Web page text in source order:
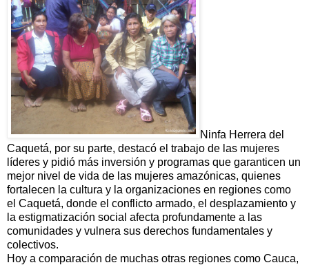
Ninfa Herrera del
Caquetá, por su parte, destacó el trabajo de las mujeres
líderes y pidió más inversión y programas que garanticen un
mejor nivel de vida de las mujeres amazónicas, quienes
fortalecen la cultura y la organizaciones en regiones como
el Caquetá, donde el conflicto armado, el desplazamiento y
la estigmatización social afecta profundamente a las
comunidades y vulnera sus derechos fundamentales y
colectivos.
Hoy a comparación de muchas otras regiones como Cauca,